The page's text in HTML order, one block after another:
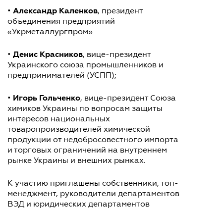
• Александр Каленков, президент
объединения предприятий
«Укрметаллургпром»
• Денис Красников, вице-президент
Украинского союза промышленников и
предпринимателей (УСПП);
• Игорь Гольченко, вице-президент Союза
химиков Украины по вопросам защиты
интересов национальных
товаропроизводителей химической
продукции от недобросовестного импорта
и торговых ограничений на внутреннем
рынке Украины и внешних рынках.
К участию приглашены собственники, топ-
менеджмент, руководители департаментов
ВЭД и юридических департаментов